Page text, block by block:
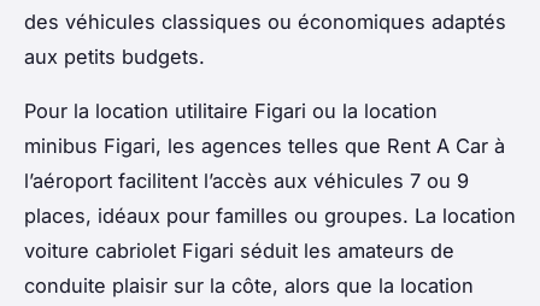
des véhicules classiques ou économiques adaptés
aux petits budgets.
Pour la location utilitaire Figari ou la location
minibus Figari, les agences telles que Rent A Car à
l’aéroport facilitent l’accès aux véhicules 7 ou 9
places, idéaux pour familles ou groupes. La location
voiture cabriolet Figari séduit les amateurs de
conduite plaisir sur la côte, alors que la location